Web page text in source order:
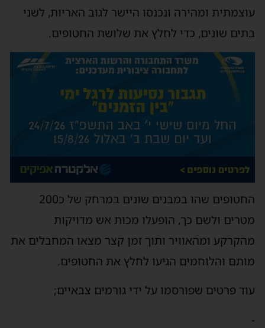
עוצמתית ומהירה ונכנסו היישר לגוב האריות, לשני
בתים שונים, כדי לחלץ את שלושת החטופים.
החטופים שהו במבנים שונים במרחק של כ200
מטרים ולשם כך, הופעלו מכות אש מדויקות
מהקרקע ומהאוויר ותוך זמן קצר מצאו המחבלים את
מותם והלוחמים הגיעו לחלץ את החטופים.
עוד פרטים שפורסמו על ידי גורמים צבאיים;
-